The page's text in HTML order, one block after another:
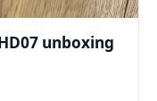
unboxing